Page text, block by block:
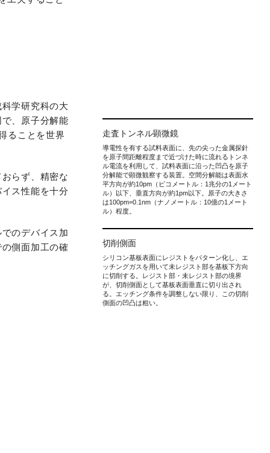
学研究科の大
、原子分解能
ることを世界
らず、精密な
ス性能を十分
のデバイス加
側面加工の確
走査トンネル顕微鏡
導電性を有する試料表面に、先の尖った金属探針
を原子間距離程度まで近づけた時に流れるトンネ
ル電流を利用して、試料表面に沿った凹凸を原子
分解能で顕微観察する装置。空間分解能は表面水
平方向が約10pm（ピコメートル：1兆分の1メート
ル）以下、垂直方向が約1pm以下。原子の大きさ
は100pm=0.1nm（ナノメートル：10億の1メート
ル）程度。
切削側面
シリコン基板表面にレジストをパターン化し、エ
ッチングガスを用いて未レジスト部を基板下方向
に切削する。レジスト部・未レジスト部の境界
が、切削側面として基板表面垂直に切り出され
る。エッチング条件を調整しない限り、この切削
側面の凹凸は粗い。